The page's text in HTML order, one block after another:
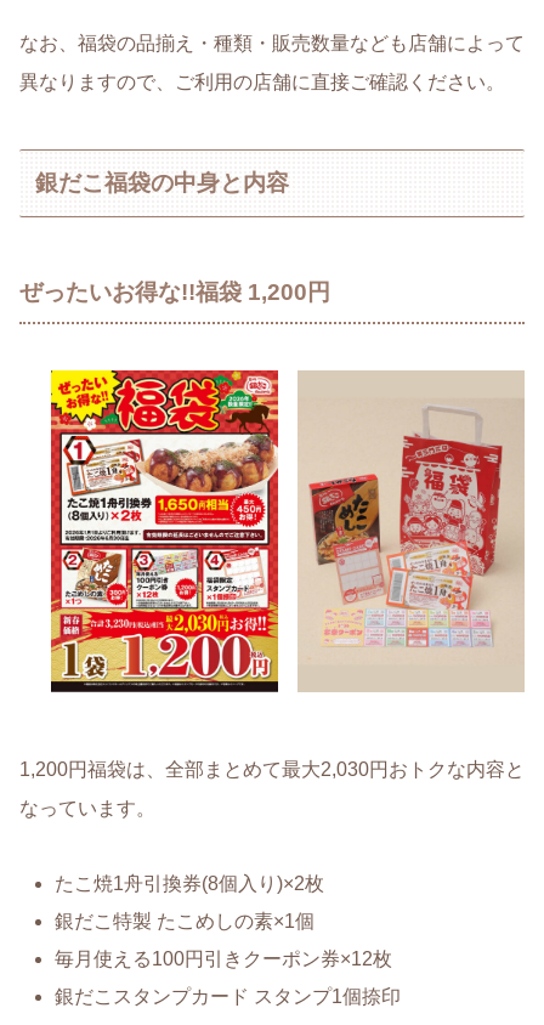
なお、福袋の品揃え・種類・販売数量なども店舗によって
異なりますので、ご利用の店舗に直接ご確認ください。
銀だこ福袋の中身と内容
ぜったいお得な!!福袋 1,200円
1,200円福袋は、全部まとめて最大2,030円おトクな内容と
なっています。
たこ焼1舟引換券(8個入り)×2枚
銀だこ特製 たこめしの素×1個
毎月使える100円引きクーポン券×12枚
銀だこスタンプカード スタンプ1個捺印